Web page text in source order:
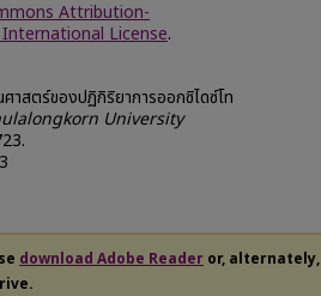
Attribution-
License.
าสตร์ของปฏิกิริยาการออกซิไดซ์โท
University
download Adobe Reader or, alternately,